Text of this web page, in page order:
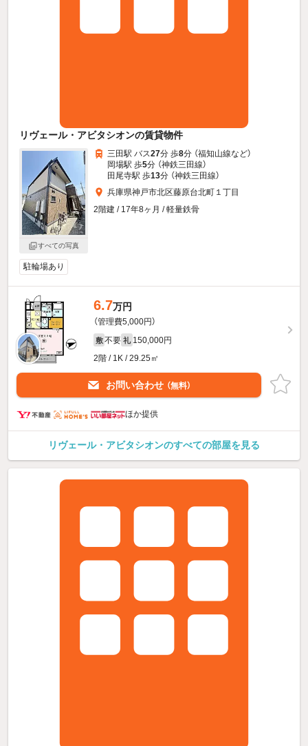
リヴェール・アビタシオンの賃貸物件
すべての写真
三田駅 バス27分 歩8分 （福知山線など）
岡場駅 歩5分 （神鉄三田線）
田尾寺駅 歩13分 （神鉄三田線）
兵庫県神戸市北区藤原台北町１丁目
2階建 / 17年8ヶ月 / 軽量鉄骨
駐輪場あり
6.7万円
（管理費5,000円）
敷 不要 礼 150,000円
2階 / 1K / 29.25㎡
お問い合わせ （無料）
ほか提供
リヴェール・アビタシオンのすべての部屋を見る